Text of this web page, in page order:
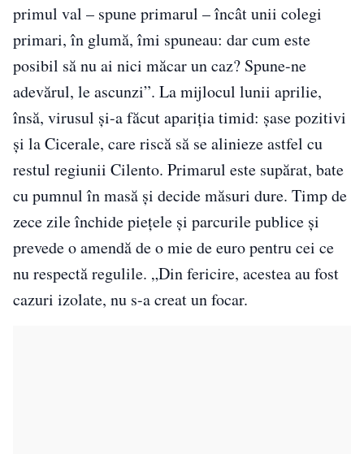
primul val – spune primarul – încât unii colegi
primari, în glumă, îmi spuneau: dar cum este
posibil să nu ai nici măcar un caz? Spune-ne
adevărul, le ascunzi”. La mijlocul lunii aprilie,
însă, virusul și-a făcut apariția timid: șase pozitivi
și la Cicerale, care riscă să se alinieze astfel cu
restul regiunii Cilento. Primarul este supărat, bate
cu pumnul în masă și decide măsuri dure. Timp de
zece zile închide piețele și parcurile publice și
prevede o amendă de o mie de euro pentru cei ce
nu respectă regulile. „Din fericire, acestea au fost
cazuri izolate, nu s-a creat un focar.